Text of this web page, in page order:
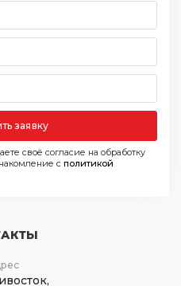
заявку
своё согласие на обработку
с политикой